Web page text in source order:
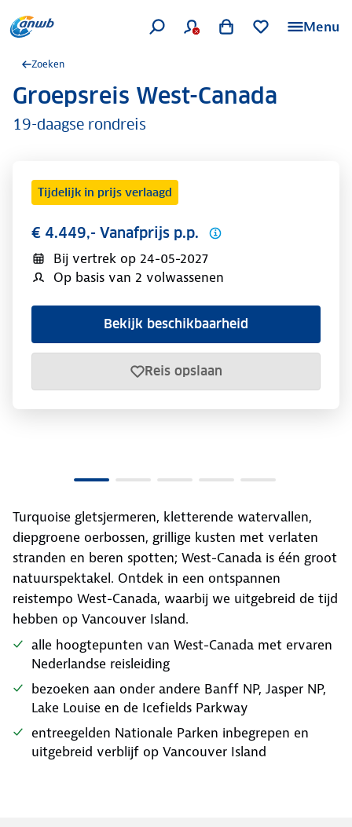
Menu
Zoeken
.Groepsreis West-Canada
19-daagse rondreis
Tijdelijk in prijs verlaagd
€ 4.449,- Vanafprijs p.p.
Bij vertrek op 24-05-2027
Op basis van 2 volwassenen
Bekijk beschikbaarheid
Reis opslaan
Turquoise gletsjermeren, kletterende watervallen,
diepgroene oerbossen, grillige kusten met verlaten
stranden en beren spotten; West-Canada is één groot
natuurspektakel. Ontdek in een ontspannen
reistempo West-Canada, waarbij we uitgebreid de tijd
hebben op Vancouver Island.
alle hoogtepunten van West-Canada met ervaren
Nederlandse reisleiding
bezoeken aan onder andere Banff NP, Jasper NP,
Lake Louise en de Icefields Parkway
entreegelden Nationale Parken inbegrepen en
uitgebreid verblijf op Vancouver Island